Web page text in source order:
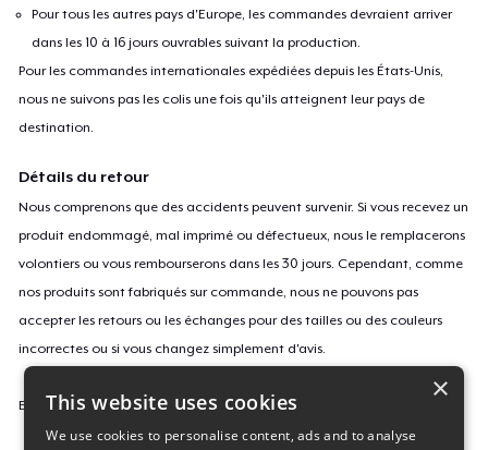
Pour tous les autres pays d'Europe, les commandes devraient arriver
dans les 10 à 16 jours ouvrables suivant la production.
Pour les commandes internationales expédiées depuis les États-Unis,
nous ne suivons pas les colis une fois qu'ils atteignent leur pays de
destination.
Détails du retour
Nous comprenons que des accidents peuvent survenir. Si vous recevez un
produit endommagé, mal imprimé ou défectueux, nous le remplacerons
volontiers ou vous rembourserons dans les 30 jours. Cependant, comme
nos produits sont fabriqués sur commande, nous ne pouvons pas
accepter les retours ou les échanges pour des tailles ou des couleurs
incorrectes ou si vous changez simplement d'avis.
En savoir plus sur notre politique de retoursici ×
This website uses cookies
We use cookies to personalise content, ads and to analyse